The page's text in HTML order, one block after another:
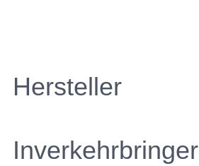
Hersteller
Inverkehrbringer